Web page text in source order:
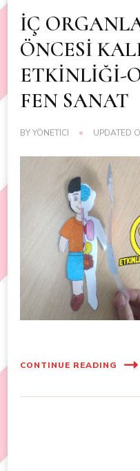
İÇ
ÖNCESİ
ETKİNLİĞİ-
FEN SANAT
BYYÖNETICI UPDATED
CONTINUE READING